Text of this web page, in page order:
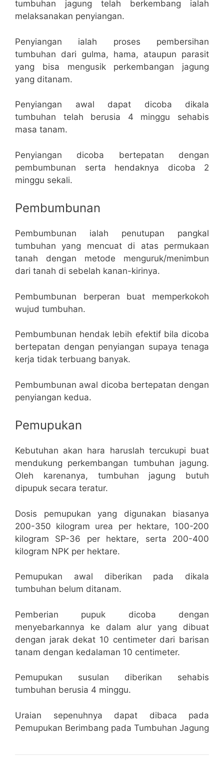
tumbuhan jagung telah berkembang ialah
melaksanakan penyiangan.
Penyiangan ialah proses pembersihan
tumbuhan dari gulma, hama, ataupun parasit
yang bisa mengusik perkembangan jagung
yang ditanam.
Penyiangan awal dapat dicoba dikala
tumbuhan telah berusia 4 minggu sehabis
masa tanam.
Penyiangan dicoba bertepatan dengan
pembumbunan serta hendaknya dicoba 2
minggu sekali.
Pembumbunan
Pembumbunan ialah penutupan pangkal
tumbuhan yang mencuat di atas permukaan
tanah dengan metode menguruk/menimbun
dari tanah di sebelah kanan-kirinya.
Pembumbunan berperan buat memperkokoh
wujud tumbuhan.
Pembumbunan hendak lebih efektif bila dicoba
bertepatan dengan penyiangan supaya tenaga
kerja tidak terbuang banyak.
Pembumbunan awal dicoba bertepatan dengan
penyiangan kedua.
Pemupukan
Kebutuhan akan hara haruslah tercukupi buat
mendukung perkembangan tumbuhan jagung.
Oleh karenanya, tumbuhan jagung butuh
dipupuk secara teratur.
Dosis pemupukan yang digunakan biasanya
200-350 kilogram urea per hektare, 100-200
kilogram SP-36 per hektare, serta 200-400
kilogram NPK per hektare.
Pemupukan awal diberikan pada dikala
tumbuhan belum ditanam.
Pemberian pupuk dicoba dengan
menyebarkannya ke dalam alur yang dibuat
dengan jarak dekat 10 centimeter dari barisan
tanam dengan kedalaman 10 centimeter.
Pemupukan susulan diberikan sehabis
tumbuhan berusia 4 minggu.
Uraian sepenuhnya dapat dibaca pada
Pemupukan Berimbang pada Tumbuhan Jagung